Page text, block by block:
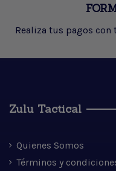
Realiza tus pagos
Zulu Tactical
Quienes Somos
Términos y